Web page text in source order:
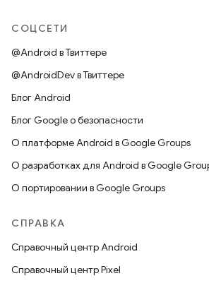
СОЦСЕТИ
@Android в Твиттере
@AndroidDev в Твиттере
Блог Android
Блог Google о безопасности
О платформе Android в Google Groups
О разработках для Android в Google
О портировании в Google Groups
СПРАВКА
Справочный центр Android
Справочный центр Pixel